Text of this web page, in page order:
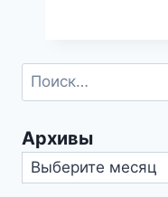
Найти:
Архивы
Архивы